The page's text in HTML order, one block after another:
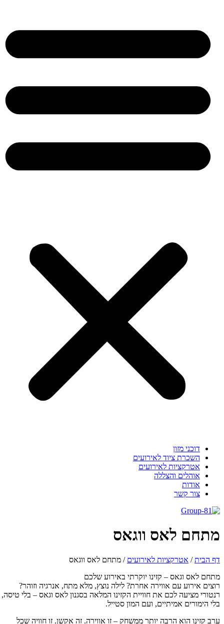
דוכני מזון
השכרת ציוד לאירועים
אטרקציות לאירועים
אוהלים והצללה
אודות
צור קשר
לאס ווגאס
הבית/אטרקציות לאירועים/מתחם לאס ווגאס
לאס וגאס – קזינו יוקרתי באירוע שלכם
אירוע עם אווירה אחרת? לילה נוצץ, מלא מתח, אנרגיה וזוהר?
מציעה לכם את חוויית הקזינו המלאה בסגנון לאס וגאס – בלי טיסה,
הימורים אמיתיים, ועם המון סטייל.
קזינו הוא הרבה יותר ממשחק – זו אווירה. זה אקשן. זו חוויה שכל